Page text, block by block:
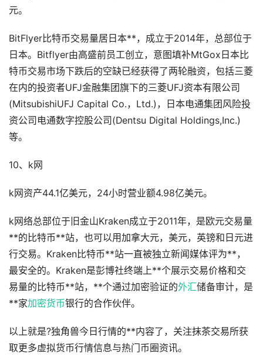
元。
BitFlyer比特币交易量居日本**，成立于2014年，总部位于
日本。Bitflyer由高盛前员工创立，意图填补MtGox日本比
特币交易市场下跌后的空缺已经获得了两轮融资，包括三菱
在内的投资者UFJ金融集团旗下的三菱UFJ资本有限公司
(MitsubishiUFJ Capital Co.，Ltd.)，日本电通集团风险投
资公司电通数字控股公司(Dentsu Digital Holdings,Inc.)
等。
10、k网
k网资产44.1亿美元，24小时营业额4.98亿美元。
k网络总部位于旧金山Kraken成立于2011年，是欧元交易量
**的比特币**站，也可以用加拿大元，美元，英镑和日元进
行交易。Kraken比特币**站一直被独立新闻媒体评为**，
最安全的。Kraken是彭博社终端上**个展示交易价格和交
易量的比特币**站，**个通过加密验证的外汇储备审计，是
**家加密货币银行的合作伙伴。
以上就是?️独角兽今日行情的**内容了，关注抹茶交易所获
取更多虚拟货币行情信息与热门币圈资讯。